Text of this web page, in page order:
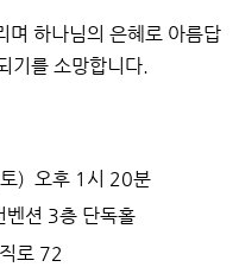
며 하나님의 은혜로 아름답
기를 소망합니다.
) 오후 1시 20분
션 3층 단독홀
로 72